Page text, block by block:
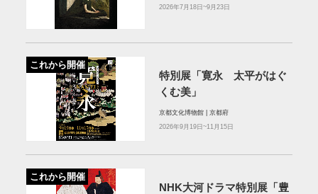
2026年7月18日~9月23日
これから開催
特別展「寛永 太平がはぐ
くむ美」
京都文化博物館 | 京都府
2026年9月19日~11月15日
これから開催
NHK大河ドラマ特別展「豊